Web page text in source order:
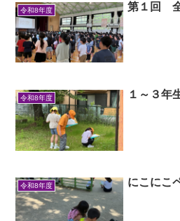
令和8年度 第１回
令和8年度 １～３年
令和8年度 にこにこ